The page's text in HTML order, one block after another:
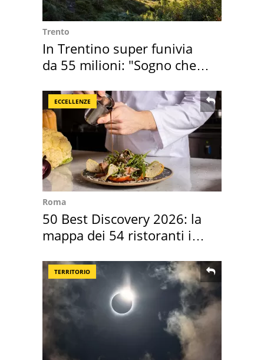
Trento
In Trentino super funivia
da 55 milioni: "Sogno che si
ECCELLENZE
Roma
50 Best Discovery 2026: la
mappa dei 54 ristoranti in
TERRITORIO